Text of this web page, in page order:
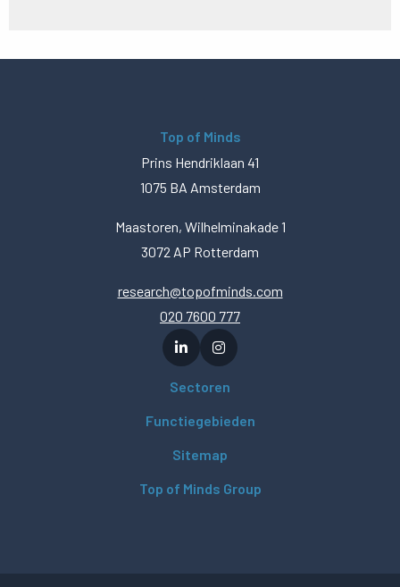
Top of Minds
Prins Hendriklaan 41
1075 BA Amsterdam
Maastoren, Wilhelminakade 1
3072 AP Rotterdam
research@topofminds.com
020 7600 777
Sectoren
Functiegebieden
Sitemap
Top of Minds Group